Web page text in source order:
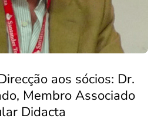
aos sócios: Dr.
Membro Associado
Didacta